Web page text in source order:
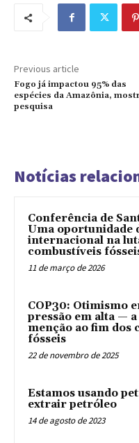
Previous article
Fogo já impactou 95% das
espécies da Amazônia,
pesquisa
Notícias
Conferência de
Uma oportunidade
internacional na
combustíveis
11 de março de 2026
COP30: Otimismo
pressão em alta —
menção ao fim dos
fósseis
22 de novembro de 2025
Estamos usando
extrair petróleo
14 de agosto de 2023